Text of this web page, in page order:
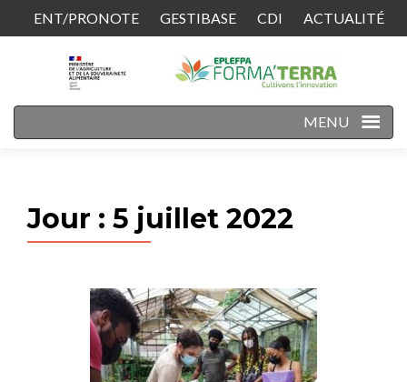
ENT/PRONOTE GESTIBASE CDI ACTUALITÉ
MENU
Jour : 5 juillet 2022